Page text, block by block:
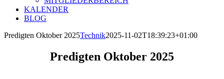
KALENDER
BLOG
Predigten Oktober 2025Technik2025-11-02T18:39:23+01:00
Predigten Oktober 2025